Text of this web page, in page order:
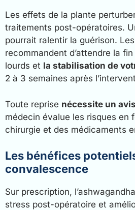
Les effets de la plante
traitements post-opératoires.
pourrait ralentir la guérison.
recommandent d’attendre la
lourds et la stabilisation de
2 à 3 semaines après
Toute reprise nécessite un
médecin évalue les risques en
chirurgie et des médicaments
Les bénéfices
convalescence
Sur prescription,
stress post-opératoire et